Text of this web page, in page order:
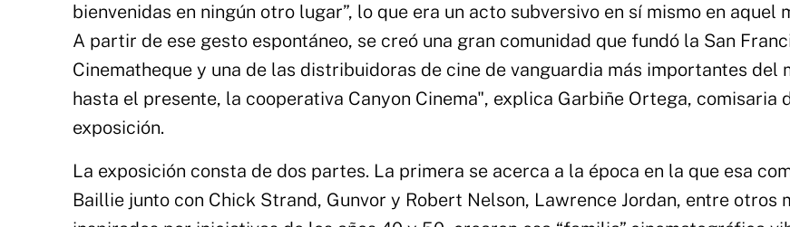
bienvenidas en ningún otro lugar”, lo que era un acto subversivo en sí mismo en aquel
A partir de ese gesto espontáneo, se creó una gran comunidad que fundó la San
Cinematheque y una de las distribuidoras de cine de vanguardia más importantes del
hasta el presente, la cooperativa Canyon Cinema", explica Garbiñe Ortega, comisaria
exposición.
La exposición consta de dos partes. La primera se acerca a la época en la que esa
Baillie junto con Chick Strand, Gunvor y Robert Nelson, Lawrence Jordan, entre otros